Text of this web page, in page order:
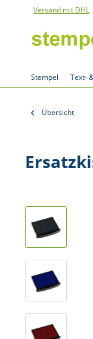
Versand mit DHL
Stempel Text-
Übersicht